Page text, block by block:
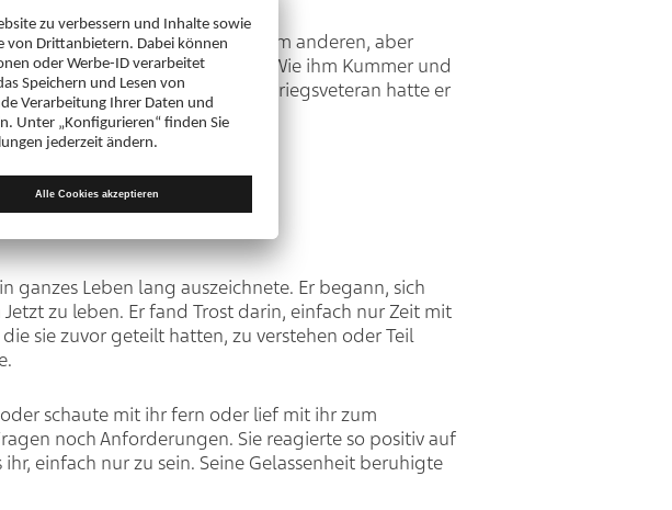
seines Vorbilds. Er litt an einem anderen, aber
leise seinen Kopf schüttelte. Wie ihm Kummer und
zusehen musste. Als Kriegsveteran hatte er
unerträglich.
ganzes Leben lang auszeichnete. Er begann, sich
zu leben. Er fand Trost darin, einfach nur Zeit mit
sie zuvor geteilt hatten, zu verstehen oder Teil
schaute mit ihr fern oder lief mit ihr zum
noch Anforderungen. Sie reagierte so positiv auf
einfach nur zu sein. Seine Gelassenheit beruhigte